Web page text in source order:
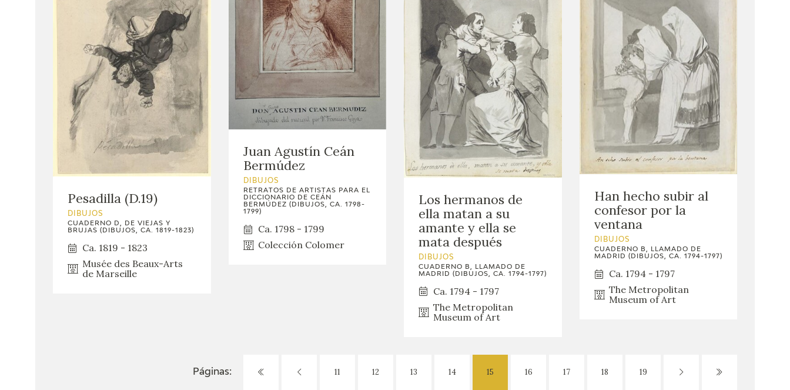
Pesadilla (D.19)
DIBUJOS
CUADERNO D, DE VIEJAS Y
BRUJAS (DIBUJOS, CA. 1819-1823)
Ca. 1819 - 1823
Musée des Beaux-Arts
de Marseille
Juan Agustín Ceán
Bermúdez
DIBUJOS
RETRATOS DE ARTISTAS PARA EL
DICCIONARIO DE CEÁN
BERMÚDEZ (DIBUJOS, CA. 1798-
1799)
Ca. 1798 - 1799
Colección Colomer
Los hermanos de
ella matan a su
amante y ella se
mata después
DIBUJOS
CUADERNO B, LLAMADO DE
MADRID (DIBUJOS, CA. 1794-1797)
Ca. 1794 - 1797
The Metropolitan
Museum of Art
Han hecho subir al
confesor por la
ventana
DIBUJOS
CUADERNO B, LLAMADO DE
MADRID (DIBUJOS, CA. 1794-1797)
Ca. 1794 - 1797
The Metropolitan
Museum of Art
Páginas: 11 12 13 14 15 16 17 18 19